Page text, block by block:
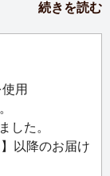
んだアールグレ
う焼き菓子と
し、小麦本来
した。国産小
と、中はふん
続きを読む
用
した。
以降のお届け